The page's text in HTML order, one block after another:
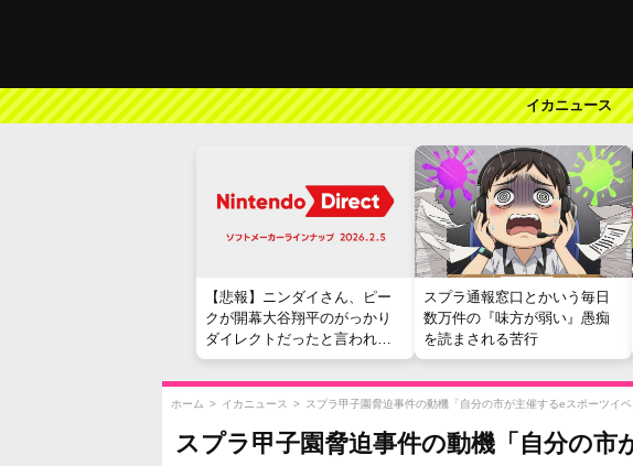
イカニュース
【悲報】ニンダイさん、ピー
クが開幕大谷翔平のがっかり
ダイレクトだったと言われて
しまう
スプラ通報窓口とかいう毎日
数万件の『味方が弱い』愚痴
を読まされる苦行
ホーム > イカニュース > スプラ甲子園脅迫事件の動機「自分の市が主催するeスポーツイ
スプラ甲子園脅迫事件の動機「自分の市